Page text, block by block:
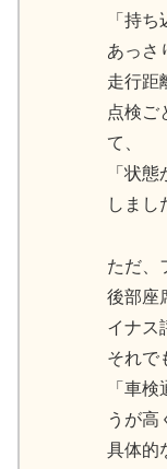
「持
あっさ
走行距
点検ご
て、
「状
しまし
ただ、
後部座
イナス
それで
「車
うが高
具体的